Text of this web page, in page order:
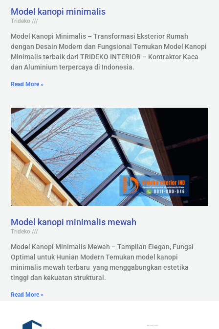
Model kanopi minimalis
Trideko
Model Kanopi Minimalis – Transformasi Eksterior Rumah
dengan Desain Modern dan Fungsional Temukan Model Kanopi
Minimalis terbaik dari TRIDEKO INTERIOR – Kontraktor Kaca
dan Aluminium terpercaya di Indonesia.
Read More »
Model kanopi minimalis mewah
Trideko
Model Kanopi Minimalis Mewah – Tampilan Elegan, Fungsi
Optimal untuk Hunian Modern Temukan model kanopi
minimalis mewah terbaru yang menggabungkan estetika
tinggi dan kekuatan struktural.
Read More »